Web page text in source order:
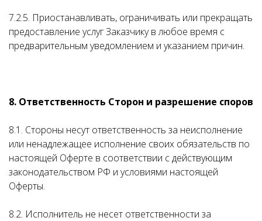
7.2.5. Приостанавливать, ограничивать или прекращать
предоставление услуг Заказчику в любое время с
предварительным уведомлением и указанием причин.
8. Ответственность Сторон и разрешение споров
8.1. Стороны несут ответственность за неисполнение
или ненадлежащее исполнение своих обязательств по
настоящей Оферте в соответствии с действующим
законодательством РФ и условиями настоящей
Оферты.
8.2. Исполнитель не несет ответственности за